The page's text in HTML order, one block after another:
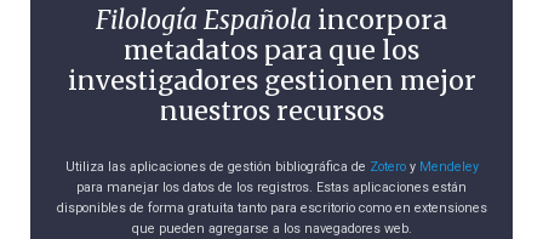
Filología Española incorpora
metadatos para que los
investigadores gestionen mejor
nuestros recursos
Utiliza las aplicaciones de gestión bibliográfica de Zoteroy Mendeley
para manejar los datos de los registros. Estas aplicaciones están
disponibles de forma gratuita tanto para escritorio como en extensiones
que pueden agregarse a los navegadores web.